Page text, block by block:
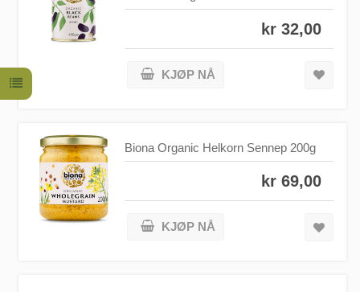
kr 32,00
KJØP NÅ
Biona Organic Helkorn Sennep 200g
kr 69,00
KJØP NÅ